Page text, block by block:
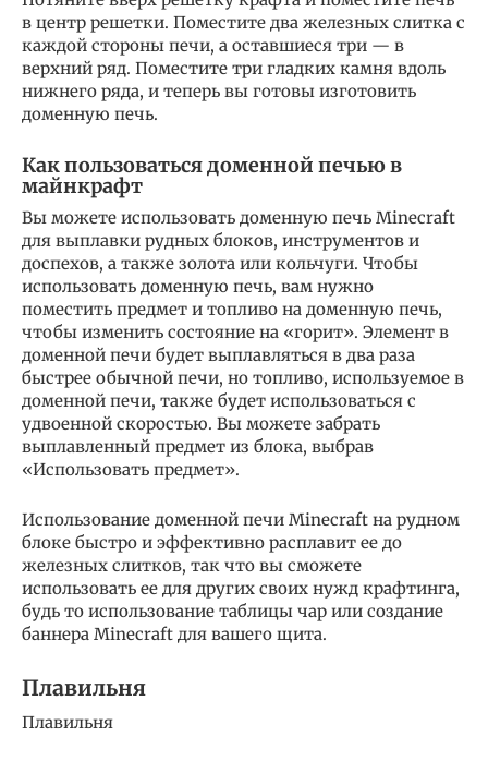
в центр решетки. Поместите два железных слитка с
каждой стороны печи, а оставшиеся три — в
верхний ряд. Поместите три гладких камня вдоль
нижнего ряда, и теперь вы готовы изготовить
доменную печь.
Как пользоваться доменной печью в
майнкрафт
Вы можете использовать доменную печь Minecraft
для выплавки рудных блоков, инструментов и
доспехов, а также золота или кольчуги. Чтобы
использовать доменную печь, вам нужно
поместить предмет и топливо на доменную печь,
чтобы изменить состояние на «горит». Элемент в
доменной печи будет выплавляться в два раза
быстрее обычной печи, но топливо, используемое в
доменной печи, также будет использоваться с
удвоенной скоростью. Вы можете забрать
выплавленный предмет из блока, выбрав
«Использовать предмет».
Использование доменной печи Minecraft на рудном
блоке быстро и эффективно расплавит ее до
железных слитков, так что вы сможете
использовать ее для других своих нужд крафтинга,
будь то использование таблицы чар или создание
баннера Minecraft для вашего щита.
Плавильня
Плавильня